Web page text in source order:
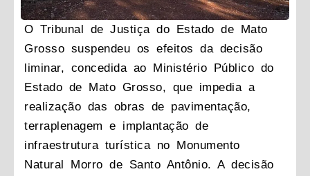
O Tribunal de Justiça do Estado de Mato
Grosso suspendeu os efeitos da decisão
liminar, concedida ao Ministério Público do
Estado de Mato Grosso, que impedia a
realização das obras de pavimentação,
terraplenagem e implantação de
infraestrutura turística no Monumento
Natural Morro de Santo Antônio. A decisão